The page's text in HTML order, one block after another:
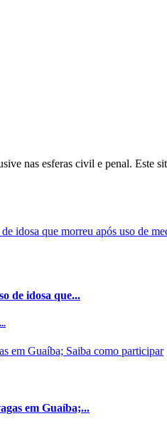
nas esferas civil e penal. Este
de idosa que...
em Guaíba;...